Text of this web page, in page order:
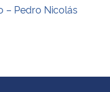
– Pedro Nicolás